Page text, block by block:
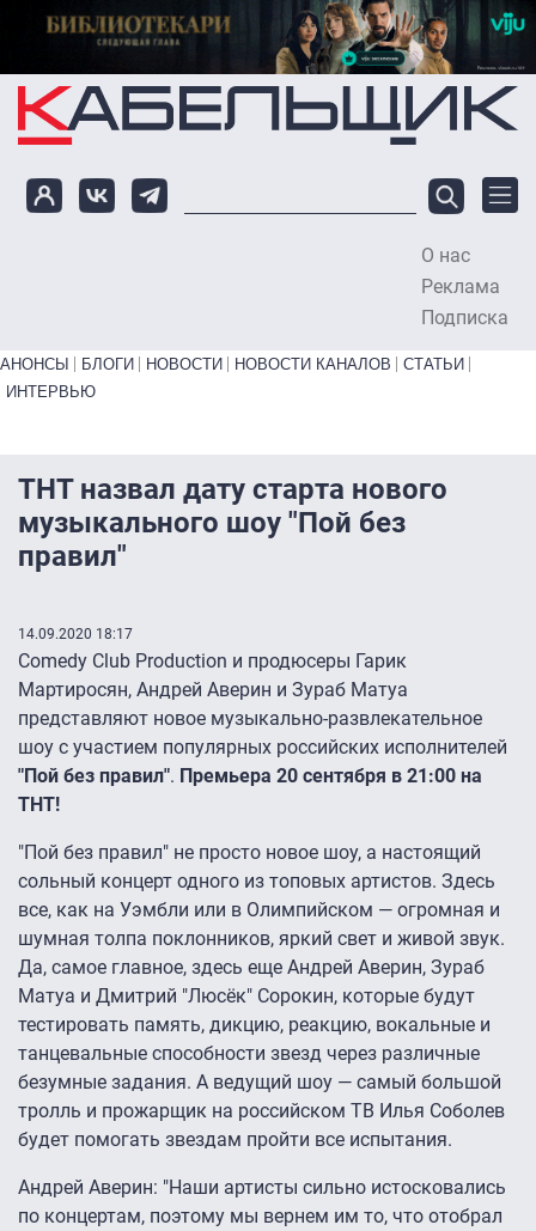
Перейти к основному содержанию
О нас
Реклама
Подписка
Primary links bottom
АНОНСЫ БЛОГИ НОВОСТИ НОВОСТИ КАНАЛОВ
СТАТЬИ
ИНТЕРВЬЮ
ТНТ назвал дату старта нового
музыкального шоу "Пой без
правил"
14.09.2020 18:17
Comedy Club Production и продюсеры Гарик
Мартиросян, Андрей Аверин и Зураб Матуа
представляют новое музыкально-развлекательное
шоу с участием популярных российских исполнителей
"Пой без правил". Премьера 20 сентября в 21:00 на
ТНТ!
"Пой без правил" не просто новое шоу, а настоящий
сольный концерт одного из топовых артистов. Здесь
все, как на Уэмбли или в Олимпийском — огромная и
шумная толпа поклонников, яркий свет и живой звук.
Да, самое главное, здесь еще Андрей Аверин, Зураб
Матуа и Дмитрий "Люсёк" Сорокин, которые будут
тестировать память, дикцию, реакцию, вокальные и
танцевальные способности звезд через различные
безумные задания. А ведущий шоу — самый большой
тролль и прожарщик на российском ТВ Илья Соболев
будет помогать звездам пройти все испытания.
Андрей Аверин: "Наши артисты сильно истосковались
по концертам, поэтому мы вернем им то, что отобрал